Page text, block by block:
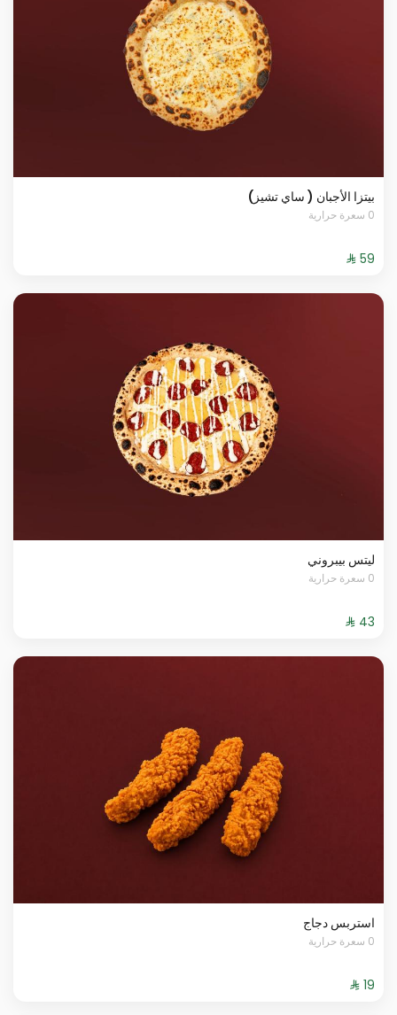
بيتزا الأجبان ( ساي تشيز)
0 سعرة حرارية
ليتس بيبروني
0 سعرة حرارية
استربس دجاج
0 سعرة حرارية